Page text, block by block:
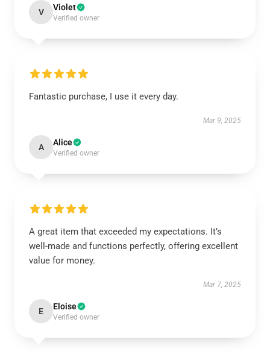
V Violet
Verified owner
Fantastic purchase, I use it every day.
Mar 9, 2025
A Alice
Verified owner
A great item that exceeded my expectations. It’s
well-made and functions perfectly, offering excellent
value for money.
Mar 7, 2025
E Eloise
Verified owner